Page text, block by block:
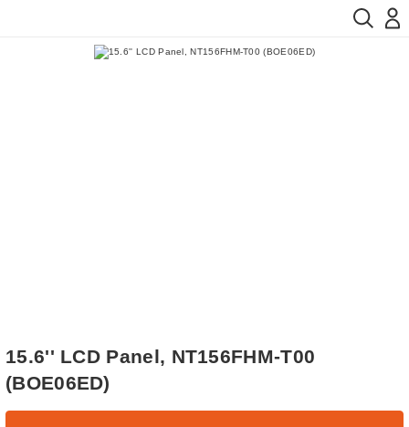
15.6'' LCD Panel, NT156FHM-T00
(BOE06ED)